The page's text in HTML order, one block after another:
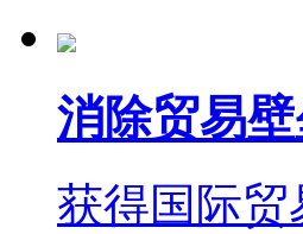
消除贸易
获得国际贸